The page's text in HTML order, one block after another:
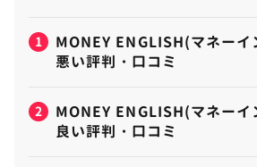
1
MONEY ENGLISH(マネーイ
悪い評判・口コミ
2
MONEY ENGLISH(マネーイ
良い評判・口コミ